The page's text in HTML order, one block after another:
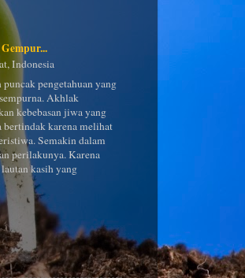
Indonesia
pengetahuan yang
Akhlak
kebebasan jiwa yang
bertindak karena melihat
Semakin dalam
perilakunya. Karena
kasih yang